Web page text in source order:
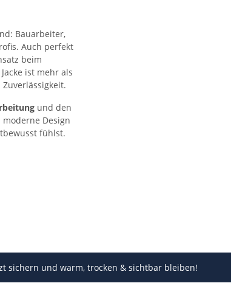
Bauarbeiter,
Auch perfekt
beim
ist mehr als
und den
Design
fühlst.
sichern und warm, trocken & sichtbar bleiben!